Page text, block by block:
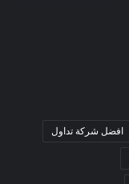
افضل شركة تداول